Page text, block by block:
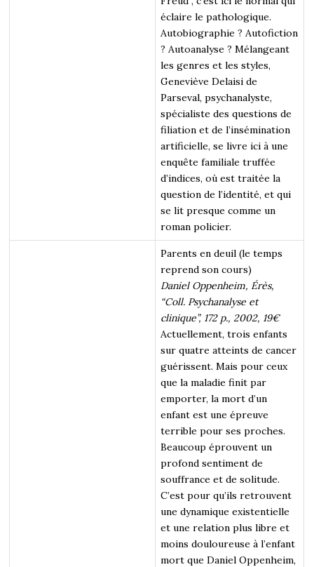
éclaire le pathologique.
Autobiographie ? Autofiction
? Autoanalyse ? Mélangeant
les genres et les styles,
Geneviève Delaisi de
Parseval, psychanalyste,
spécialiste des questions de
filiation et de l’insémination
artificielle, se livre ici à une
enquête familiale truffée
d’indices, où est traitée la
question de l’identité, et qui
se lit presque comme un
roman policier.
Parents en deuil (le temps
reprend son cours)
Daniel Oppenheim, Érès,
“Coll. Psychanalyse et
clinique”, 172 p., 2002, 19€
Actuellement, trois enfants
sur quatre atteints de cancer
guérissent. Mais pour ceux
que la maladie finit par
emporter, la mort d’un
enfant est une épreuve
terrible pour ses proches.
Beaucoup éprouvent un
profond sentiment de
souffrance et de solitude.
C’est pour qu’ils retrouvent
une dynamique existentielle
et une relation plus libre et
moins douloureuse à l’enfant
mort que Daniel Oppenheim,